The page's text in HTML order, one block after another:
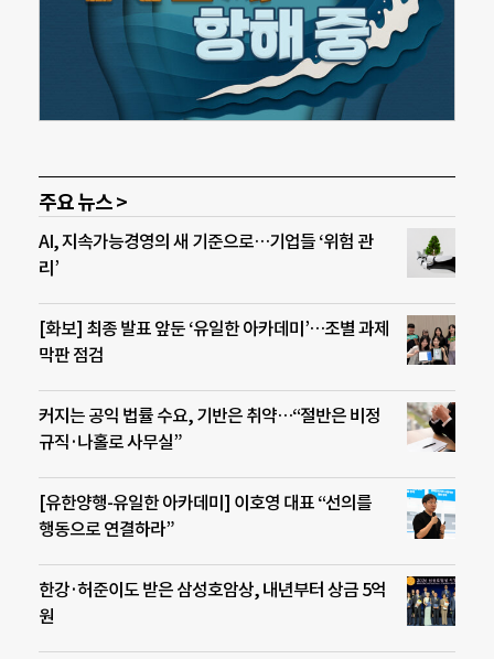
주요 뉴스 >
AI, 지속가능경영의 새 기준으로…기업들 ‘위험 관
리’
[화보] 최종 발표 앞둔 ‘유일한 아카데미’…조별 과제
막판 점검
커지는 공익 법률 수요, 기반은 취약…“절반은 비정
규직·나홀로 사무실”
[유한양행-유일한 아카데미] 이호영 대표 “선의를
행동으로 연결하라”
한강·허준이도 받은 삼성호암상, 내년부터 상금 5억
원